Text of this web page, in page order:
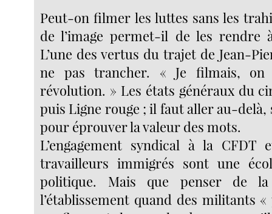
Peut-on filmer les luttes sans les
de l’image permet-il de les rendre
L’une des vertus du trajet de Jean-
ne pas trancher. « Je filmais,
révolution. » Les états généraux du
puis Ligne rouge ; il faut aller au-delà,
pour éprouver la valeur des mots.
L’engagement syndical à la CFDT
travailleurs immigrés sont une
politique. Mais que penser de
l’établissement quand des militants